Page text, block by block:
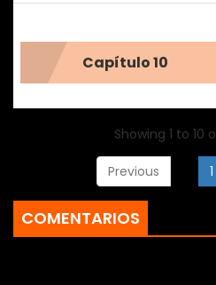
Capítulo 10
Showing 1 to 10
Previous 1
COMENTARIOS